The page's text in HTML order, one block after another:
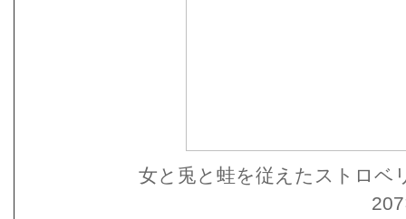
女と兎と蛙を従えたストロベ